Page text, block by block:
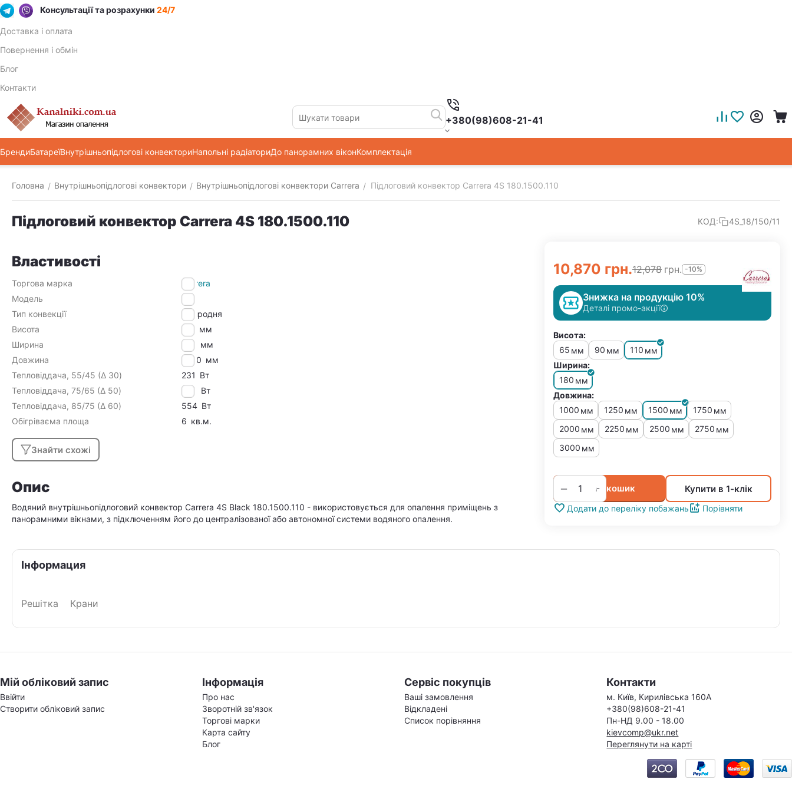
Консультації та розрахунки 24/7
Доставка і оплата
Повернення і обмін
Блог
Контакти
+380(98)608-21-41
БрендиБатареїВнутрішньопідлогові конвекториНапольні радіаториДо панорамних віконКомплектація
Головна / Внутрішньопідлогові конвектори / Внутрішньопідлогові конвектори Carrera / Підлоговий конвектор Carrera 4S 180.1500.110
Підлоговий конвектор Carrera 4S 180.1500.110 КОД: 4S_18/150/11
10,870 грн.12,078 грн. -10%
Знижка на продукцію 10%
Деталі промо-акції
Висота:
65 мм 90 мм 110 мм
Ширина:
180 мм
Довжина:
1000 мм 1250 мм 1500 мм 1750 мм
2000 мм 2250 мм 2500 мм 2750 мм
3000 мм
+
− У кошик Купити в 1-клік
Додати до переліку побажань Порівняти
Властивості
Торгова марка
Carrera
Модель
4S
Тип конвекції
Природня
Висота
110 мм
Ширина
180
мм
Довжина
1500 мм
Тепловіддача, 55/45 (Δ 30)
231 Вт
Тепловіддача, 75/65 (Δ 50)
462
Вт
Тепловіддача, 85/75 (Δ 60)
554 Вт
Обігріваєма площа
6 кв.м.
Знайти схожі
Опис
Водяний внутрішньопідлоговий конвектор Carrera 4S Black 180.1500.110 - використовується для опалення приміщень з
панорамними вікнами, з підключенням його до централізованої або автономної системи водяного опалення.
Інформация
Решітка Крани
Мій обліковий запис
Ввійти
Створити обліковий запис
Інформація
Про нас
Зворотній зв'язок
Торгові марки
Карта сайту
Блог
Сервіс покупців
Ваші замовлення
Відкладені
Список порівняння
Контакти
м. Київ, Кирилівська 160А
+380(98)608-21-41
Пн-НД 9.00 - 18.00
kievcomp@ukr.net
Переглянути на карті